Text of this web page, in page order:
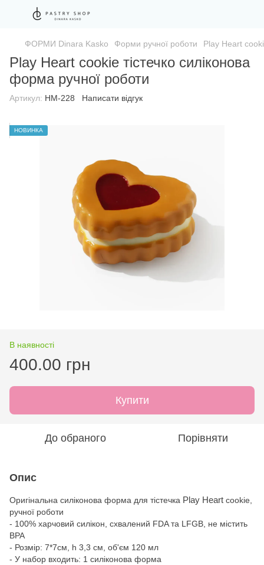
ФОРМИ Dinara Kasko Форми ручної роботи Play Heart
Play Heart cookie тістечко силіконова
форма ручної роботи
Артикул: HM-228 Написати відгук
НОВИНКА
В наявності
400.00 грн
Купити
До обраного Порівняти
Опис
Оригінальна силіконова форма для тістечка Play Heart cookie,
ручної роботи
- 100% харчовий силікон, схвалений FDA та LFGB, не містить
BPA
- Розмір: 7*7см, h 3,3 см, об'єм 120 мл
- У набор входить: 1 силіконова форма